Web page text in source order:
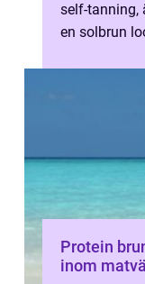
self-tanning,
en solbrun
Protein
inom